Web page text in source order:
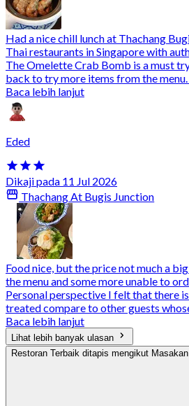
Had a nice chill lunch at Thachang
Thai restaurants in Singapore with
The Omelette Crab Bomb is a must
back to try more items from the menu.
Baca lebih lanjut
Eded
Dikaji pada 11 Jul 2026
Thachang At Bugis Junction
Food nice, but the price not much a
the menu and some more unable to
Personal perspective I felt that there
treated compare to other guests
Baca lebih lanjut
Lihat lebih banyak ulasan
Restoran Terbaik ditapis mengikut Masakan